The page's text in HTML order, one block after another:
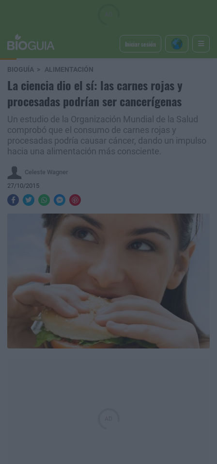
Iniciar sesión
BIOGUÍA ALIMENTACIÓN
La ciencia dio el sí: las carnes rojas y
procesadas podrían ser cancerígenas
Un estudio de la Organización Mundial de la Salud
comprobó que el consumo de carnes rojas y
procesadas podría causar cáncer, dando un impulso
hacia una alimentación más consciente.
Celeste Wagner
27/10/2015